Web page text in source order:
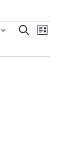
Suche
Liste